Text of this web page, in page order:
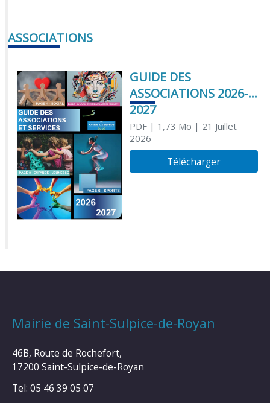
ASSOCIATIONS
GUIDE DES
ASSOCIATIONS 2026-
2027
PDF| 1,73 Mo | 21 Juillet
2026
Télécharger
Mairie de Saint-Sulpice-de-Royan
46B, Route de Rochefort,
17200 Saint-Sulpice-de-Royan
Tel: 05 46 39 05 07